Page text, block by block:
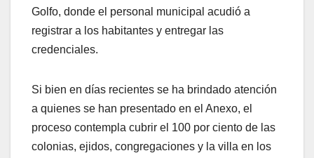
Golfo, donde el personal municipal acudió a
registrar a los habitantes y entregar las
credenciales.
Si bien en días recientes se ha brindado atención
a quienes se han presentado en el Anexo, el
proceso contempla cubrir el 100 por ciento de las
colonias, ejidos, congregaciones y la villa en los